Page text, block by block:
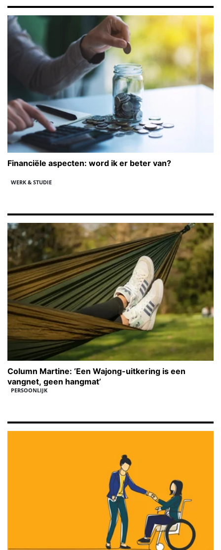
Financiële aspecten: word ik er beter van?
WERK & STUDIE
Column Martine: ‘Een Wajong-uitkering is een
vangnet, geen hangmat’
PERSOONLIJK